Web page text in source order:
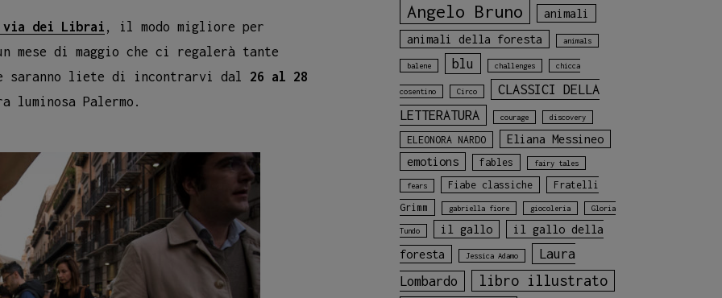
via dei Librai , il modo migliore per
mese di maggio che ci regalerà tante
saranno liete di incontrarvi dal 26 al 28
luminosa Palermo.
Angelo Bruno
animali
animali della foresta
animals
balene blu challenges chicca
cosentino Circo
CLASSICI DELLA
LETTERATURA
courage discovery
ELEONORA NARDO
Eliana Messineo
emotions
fables fairy tales
fears Fiabe classiche
Fratelli
Grimm
gabriella fiore giocoleria Gloria
Tundo il gallo
il gallo della
foresta
Jessica Adamo
Laura
Lombardo
libro illustrato